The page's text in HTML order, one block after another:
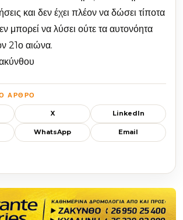
και δεν έχει πλέον να δώσει τίποτα
μπορεί να λύσει ούτε τα αυτονόητα
21ο αιώνα.
ΆΡΘΡΟ
X LinkedIn
WhatsApp Email